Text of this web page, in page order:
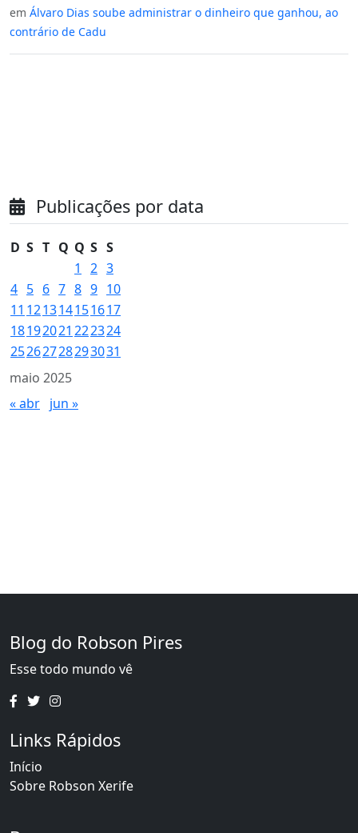
em Álvaro Dias soube administrar o dinheiro que ganhou, ao
contrário de Cadu
Publicações por data
maio 2025
D S T Q Q S S
1
2 3
4 5 6 7 8 9 10
11 121314151617
18192021 222324
25262728293031
« abr jun »
Blog do Robson Pires
Esse todo mundo vê
Links Rápidos
Início
Sobre Robson Xerife